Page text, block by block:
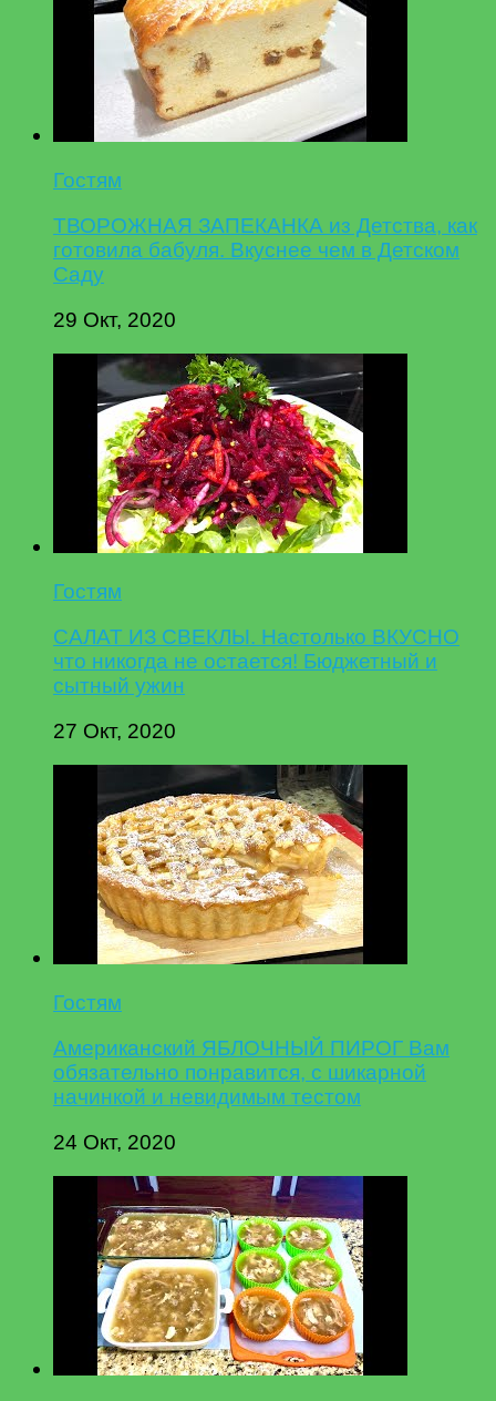
Гостям
ТВОРОЖНАЯ ЗАПЕКАНКА из Детства, как
готовила бабуля. Вкуснее чем в Детском
Саду
29 Окт, 2020
Гостям
САЛАТ ИЗ СВЕКЛЫ. Настолько ВКУСНО
что никогда не остается! Бюджетный и
сытный ужин
27 Окт, 2020
Гостям
Американский ЯБЛОЧНЫЙ ПИРОГ Вам
обязательно понравится, с шикарной
начинкой и невидимым тестом
24 Окт, 2020